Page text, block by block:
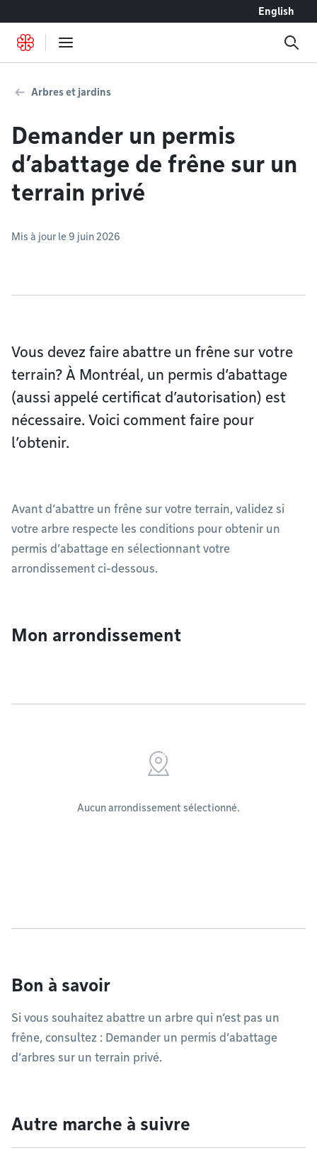
English
Arbres et jardins
Demander un permis
d’abattage de frêne sur un
terrain privé
Mis à jour le 9 juin 2026
Vous devez faire abattre un frêne sur votre
terrain? À Montréal, un permis d’abattage
(aussi appelé certificat d’autorisation) est
nécessaire. Voici comment faire pour
l’obtenir.
Avant d’abattre un frêne sur votre terrain, validez si
votre arbre respecte les conditions pour obtenir un
permis d’abattage en sélectionnant votre
arrondissement ci-dessous.
Mon arrondissement
Aucun arrondissement sélectionné.
Bon à savoir
Si vous souhaitez abattre un arbre qui n’est pas un
frêne, consultez : Demander un permis d’abattage
d’arbres sur un terrain privé.
Autre marche à suivre